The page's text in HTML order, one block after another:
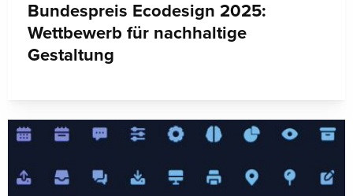
Bundespreis Ecodesign 2025:
Wettbewerb für nachhaltige
Gestaltung